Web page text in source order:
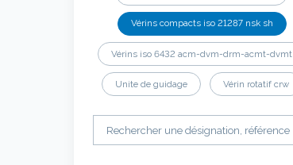
Vérins compacts iso 21287 nsk sh
Vérins iso 6432 acm-dvm-drm-acmt-dvmt
Unite de guidage Vérin rotatif crw